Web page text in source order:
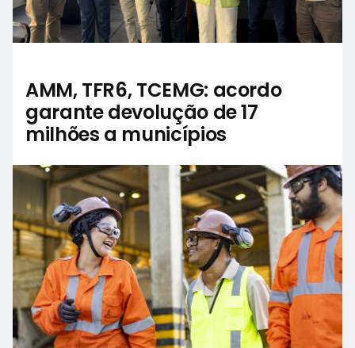
AMM, TFR6, TCEMG: acordo
garante devolução de 17
milhões a municípios